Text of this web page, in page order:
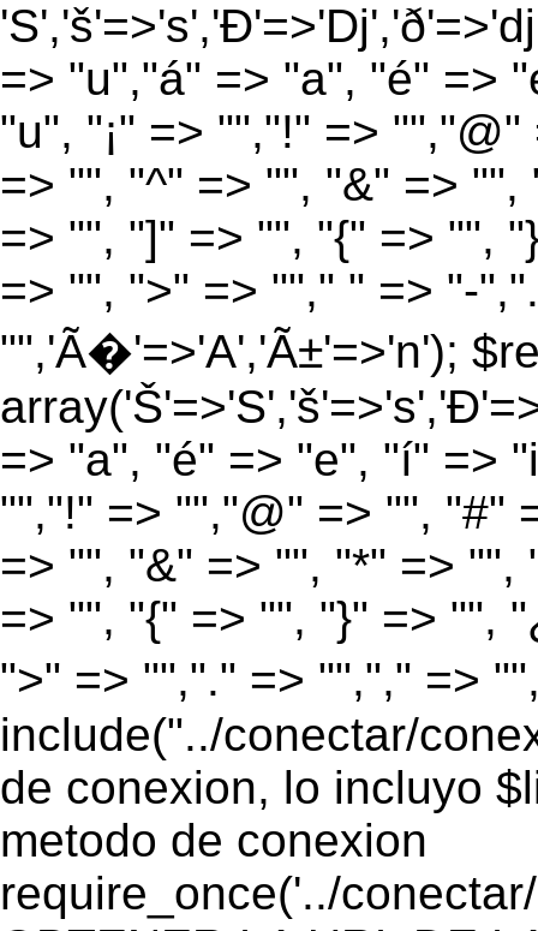
=> "u","á" => "a", "é" =>
"u", "¡" => "","!" =>
=> "", "^" => "", "&" =>
=> "", "]" => "", "{" => "",
=> "", ">" => ""," " => "-
"",'Ã�'=>'A','Ã±'=>'n');
=> "a", "é" => "e", "í" =>
"","!" => "","@" => "", "#"
=> "", "&" => "", "*" =>
=> "", "{" => "", "}" => "",
">" => "","." => "","," =>
include("../conectar/
de conexion, lo incluyo
metodo de conexion
require_once('../